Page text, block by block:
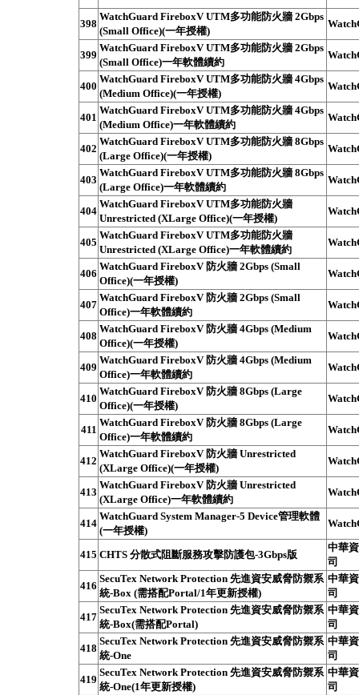
398
WatchGuard FireboxV UTM多功能防火牆 2Gbps
(Small Office)(一年授權)
399
WatchGuard FireboxV UTM多功能防火牆 2Gbps
(Small Office)一年軟體續約
400
WatchGuard FireboxV UTM多功能防火牆 4Gbps
(Medium Office)(一年授權)
401
WatchGuard FireboxV UTM多功能防火牆 4Gbps
(Medium Office)一年軟體續約
402
WatchGuard FireboxV UTM多功能防火牆 8Gbps
(Large Office)(一年授權)
403
WatchGuard FireboxV UTM多功能防火牆 8Gbps
(Large Office)一年軟體續約
404
WatchGuard FireboxV UTM多功能防火牆
Unrestricted (XLarge Office)(一年授權)
405
WatchGuard FireboxV UTM多功能防火牆
Unrestricted (XLarge Office)一年軟體續約
406
WatchGuard FireboxV 防火牆 2Gbps (Small
Office)(一年授權)
407
WatchGuard FireboxV 防火牆 2Gbps (Small
Office)一年軟體續約
408
WatchGuard FireboxV 防火牆 4Gbps (Medium
Office)(一年授權)
409
WatchGuard FireboxV 防火牆 4Gbps (Medium
Office)一年軟體續約
410
WatchGuard FireboxV 防火牆 8Gbps (Large
Office)(一年授權)
411
WatchGuard FireboxV 防火牆 8Gbps (Large
Office)一年軟體續約
412
WatchGuard FireboxV 防火牆 Unrestricted
(XLarge Office)(一年授權)
413
WatchGuard FireboxV 防火牆 Unrestricted
(XLarge Office)一年軟體續約
414
WatchGuard System Manager-5 Device管理軟體
(一年授權)
415 CHTS 分散式阻斷服務攻擊防護包-3Gbps版
中華
司
416
SecuTex Network Protection 先進資安威脅防禦系
統-Box (需搭配Portal/1年更新授權)
中華
司
417
SecuTex Network Protection 先進資安威脅防禦系
統-Box(需搭配Portal)
中華
司
418
SecuTex Network Protection 先進資安威脅防禦系
統-One
中華
司
419
SecuTex Network Protection 先進資安威脅防禦系
統-One(1年更新授權)
中華
司